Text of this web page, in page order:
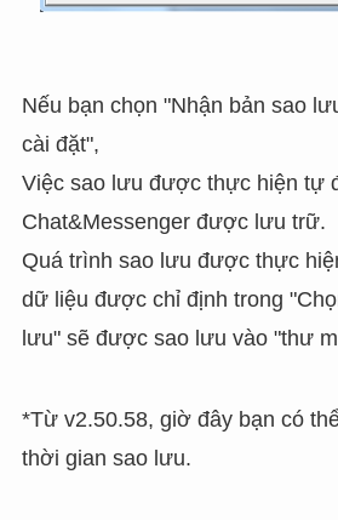
Nếu bạn chọn "Nhận bản sao
cài đặt",
Việc sao lưu được thực hiện tự
Chat&Messenger được lưu trữ.
Quá trình sao lưu được thực
dữ liệu được chỉ định trong
lưu" sẽ được sao lưu vào "thư
*Từ v2.50.58, giờ đây bạn có
thời gian sao lưu.